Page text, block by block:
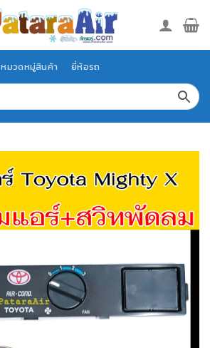
หมวดหมู่สินค้า ยี่ห้อรถ